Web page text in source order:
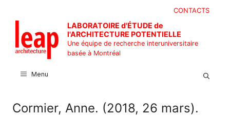
contenu
CONTACTS
LABORATOIRE d'ÉTUDE de
l'ARCHITECTURE POTENTIELLE
Une équipe de recherche interuniversitaire
basée à Montréal
Menu
Cormier, Anne. (2018, 26 mars).